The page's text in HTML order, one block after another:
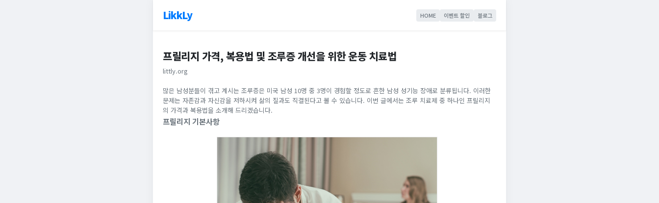
LikkLy HOME 이벤트 할인 블로그
프릴리지 가격, 복용법 및 조루증 개선을 위한 운동 치료법
littly.org
많은 남성분들이 겪고 계시는 조루증은 미국 남성 10명 중 3명이 경험할 정도로 흔한 남성 성기능 장애로 분류됩니다. 이러한
문제는 자존감과 자신감을 저하시켜 삶의 질과도 직결된다고 볼 수 있습니다. 이번 글에서는 조루 치료제 중 하나인 프릴리지
의 가격과 복용법을 소개해 드리겠습니다.
프릴리지 기본사항